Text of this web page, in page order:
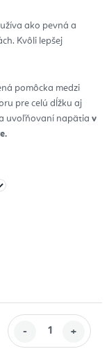
ako pevná a
Kvôli lepšej
pomôcka medzi
pre celú dĺžku aj
uvoľňovaní napätia v